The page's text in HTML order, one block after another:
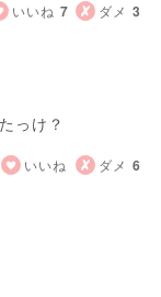
いいね 7 ダメ 3
っけ？
いいね ダメ 6